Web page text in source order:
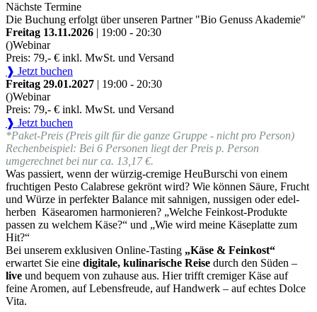
Nächste Termine
Die Buchung erfolgt über unseren Partner "Bio Genuss Akademie"
Freitag 13.11.2026 | 19:00 - 20:30
()Webinar
Preis: 79,- € inkl. MwSt. und Versand
❱ Jetzt buchen
Freitag 29.01.2027 | 19:00 - 20:30
()Webinar
Preis: 79,- € inkl. MwSt. und Versand
❱ Jetzt buchen
*Paket-Preis (Preis gilt für die ganze Gruppe - nicht pro Person)
Rechenbeispiel: Bei 6 Personen liegt der Preis p. Person
umgerechnet bei nur ca. 13,17 €.
Was passiert, wenn der würzig-cremige HeuBurschi von einem
fruchtigen Pesto Calabrese gekrönt wird? Wie können Säure, Frucht
und Würze in perfekter Balance mit sahnigen, nussigen oder edel-
herben Käsearomen harmonieren? „Welche Feinkost-Produkte
passen zu welchem Käse?“ und „Wie wird meine Käseplatte zum
Hit?“
Bei unserem exklusiven Online-Tasting „Käse & Feinkost“
erwartet Sie eine digitale, kulinarische Reise durch den Süden –
live und bequem von zuhause aus. Hier trifft cremiger Käse auf
feine Aromen, auf Lebensfreude, auf Handwerk – auf echtes Dolce
Vita.